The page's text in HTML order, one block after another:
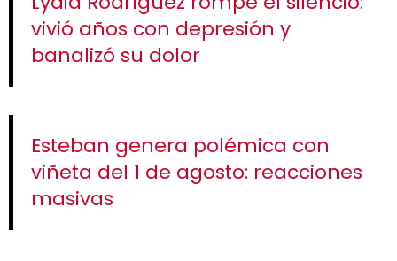
vivió años con depresión y
banalizó su dolor
Esteban genera polémica con
viñeta del 1 de agosto: reacciones
masivas